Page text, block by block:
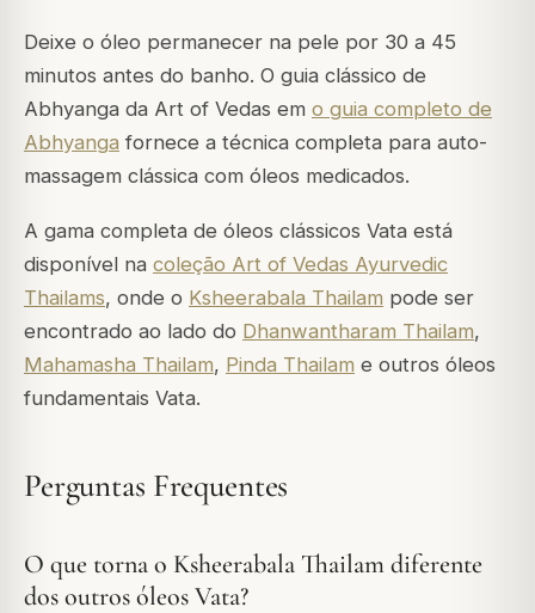
Deixe o óleo permanecer na pele por 30 a 45
minutos antes do banho. O guia clássico de
Abhyanga da Art of Vedas em o guia completo de
Abhyanga fornece a técnica completa para auto-
massagem clássica com óleos medicados.
A gama completa de óleos clássicos Vata está
disponível na coleção Art of Vedas Ayurvedic
Thailams, onde o Ksheerabala Thailam pode ser
encontrado ao lado do Dhanwantharam Thailam,
Mahamasha Thailam, Pinda Thailam e outros óleos
fundamentais Vata.
Perguntas Frequentes
O que torna o Ksheerabala Thailam diferente
dos outros óleos Vata?